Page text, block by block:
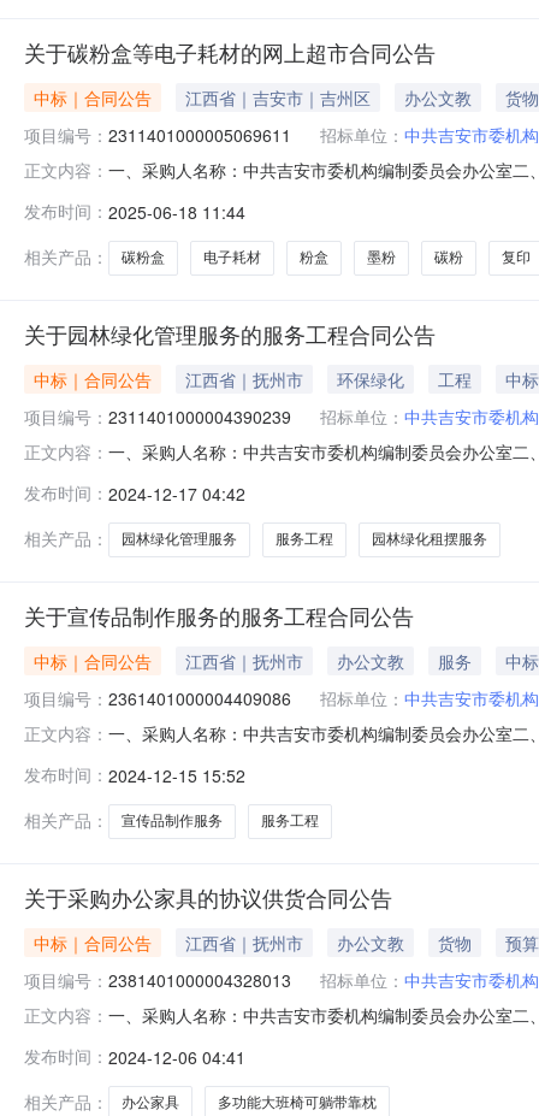
关于碳粉盒等电子耗材的网上超市合同公告
中标｜合同公告 江西省｜吉安市｜吉州区 办公文教
货物
项目编号： 2311401000005069611 招标单位： 中共吉安市委机
正文内容： 一、采购人名称：中共吉安市委机构编制委员会办公室
图/PantumCTL-355HK盒27.00380102602兄弟TN-B020
发布时间： 2025-06-18 11:44
相关产品：
碳粉盒 电子耗材 粉盒 墨粉 碳粉 复印
关于园林绿化管理服务的服务工程合同公告
中标｜合同公告 江西省｜抚州市 环保绿化 工程
中
项目编号： 2311401000004390239 招标单位： 中共吉安市委机
正文内容： 一、采购人名称：中共吉安市委机构编制委员会办公室
服务要求或标的基本概况：七、其它事项：无八、联系
发布时间： 2024-12-17 04:42
相关产品：
园林绿化管理服务 服务工程 园林绿化租摆服务
关于宣传品制作服务的服务工程合同公告
中标｜合同公告 江西省｜抚州市 办公文教 服务
中
项目编号： 2361401000004409086 招标单位： 中共吉安市委机
正文内容： 一、采购人名称：中共吉安市委机构编制委员会办公室
要求或标的基本概况：七、其它事项：无八、联系方式1
发布时间： 2024-12-15 15:52
相关产品：
宣传品制作服务 服务工程
关于采购办公家具的协议供货合同公告
中标｜合同公告 江西省｜抚州市 办公文教 货物
预
项目编号： 2381401000004328013 招标单位： 中共吉安市委机
正文内容： 一、采购人名称：中共吉安市委机构编制委员会办公室
皮主管桌办公桌乐福裕港YG-BTA2201张
发布时间： 2024-12-06 04:41
相关产品：
办公家具 多功能大班椅可躺带靠枕